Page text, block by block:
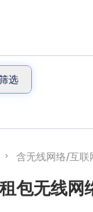
选
含无线网络/互联
包无线网